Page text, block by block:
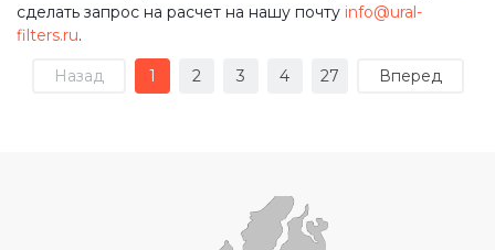
сделать запрос на расчет на нашу почту info@ural-
filters.ru.
Назад 1 2 3 4 27 Вперед